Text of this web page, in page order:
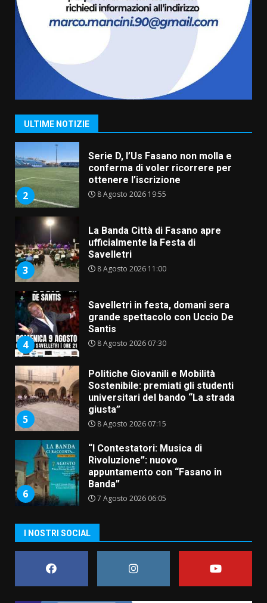
ULTIME NOTIZIE
US Fasano, Scianaro: “Profonda
amarezza per esclusione dal
campionato di calcio”
7 Agosto 2026 06:00
1
Grande successo per la “Sagra
del Pesce Spada” a Savelletri
9 Agosto 2026 07:32
2
Serie D, l’Us Fasano non molla e
conferma di voler ricorrere per
ottenere l’iscrizione
8 Agosto 2026 19:55
3
La Banda Città di Fasano apre
ufficialmente la Festa di
Savelletri
8 Agosto 2026 11:00
4
Savelletri in festa, domani sera
grande spettacolo con Uccio De
Santis
8 Agosto 2026 07:30
5
Politiche Giovanili e Mobilità
Sostenibile: premiati gli studenti
universitari del bando “La strada
giusta”
8 Agosto 2026 07:15
6
“I Contestatori: Musica di
Rivoluzione”: nuovo
appuntamento con “Fasano in
Banda”
7 Agosto 2026 06:05
amarezza per esclusione dal
campionato di calcio”
7 Agosto 2026 06:00
I NOSTRI SOCIAL